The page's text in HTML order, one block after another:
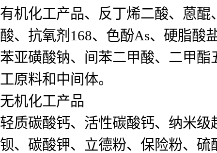
有机化工产品、反丁烯二酸、蒽
酸、抗氧剂168、色酚As、硬脂酸
苯亚磺酸钠、间苯二甲酸、二甲
工原料和中间体。
无机化工产品
轻质碳酸钙、活性碳酸钙、纳米
钡、碳酸钾、立德粉、保险粉、